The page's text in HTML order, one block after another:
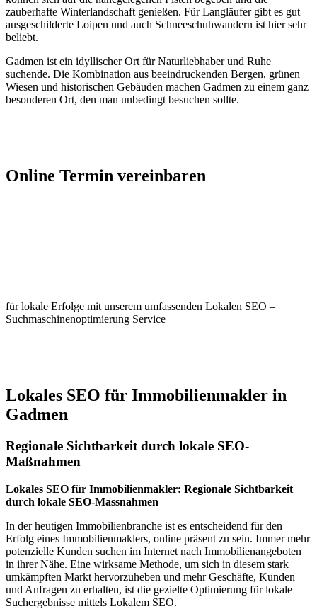
zauberhafte Winterlandschaft genießen. Für Langläufer gibt es gut
ausgeschilderte Loipen und auch Schneeschuhwandern ist hier sehr
beliebt.
Gadmen ist ein idyllischer Ort für Naturliebhaber und Ruhe
suchende. Die Kombination aus beeindruckenden Bergen, grünen
Wiesen und historischen Gebäuden machen Gadmen zu einem ganz
besonderen Ort, den man unbedingt besuchen sollte.
Online Termin vereinbaren
für lokale Erfolge mit unserem umfassenden Lokalen SEO –
Suchmaschinenoptimierung Service
Lokales SEO für Immobilienmakler in
Gadmen
Regionale Sichtbarkeit durch lokale SEO-
Maßnahmen
Lokales SEO für Immobilienmakler: Regionale Sichtbarkeit
durch lokale SEO-Massnahmen
In der heutigen Immobilienbranche ist es entscheidend für den
Erfolg eines Immobilienmaklers, online präsent zu sein. Immer mehr
potenzielle Kunden suchen im Internet nach Immobilienangeboten
in ihrer Nähe. Eine wirksame Methode, um sich in diesem stark
umkämpften Markt hervorzuheben und mehr Geschäfte, Kunden
und Anfragen zu erhalten, ist die gezielte Optimierung für lokale
Suchergebnisse mittels Lokalem SEO.